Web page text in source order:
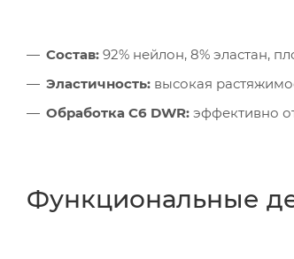
Состав: 92% нейлон, 8% эластан,
Эластичность: высокая
Обработка C6 DWR: эффективно
Функциональные